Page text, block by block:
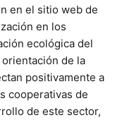
en el sitio web de
en los
ecológica del
de la
positivamente a
cooperativas de
de este sector,